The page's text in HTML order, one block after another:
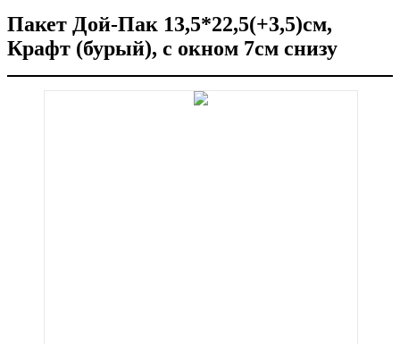
Пакет Дой-Пак 13,5*22,5(+3,5)см,
Крафт (бурый), с окном 7см снизу